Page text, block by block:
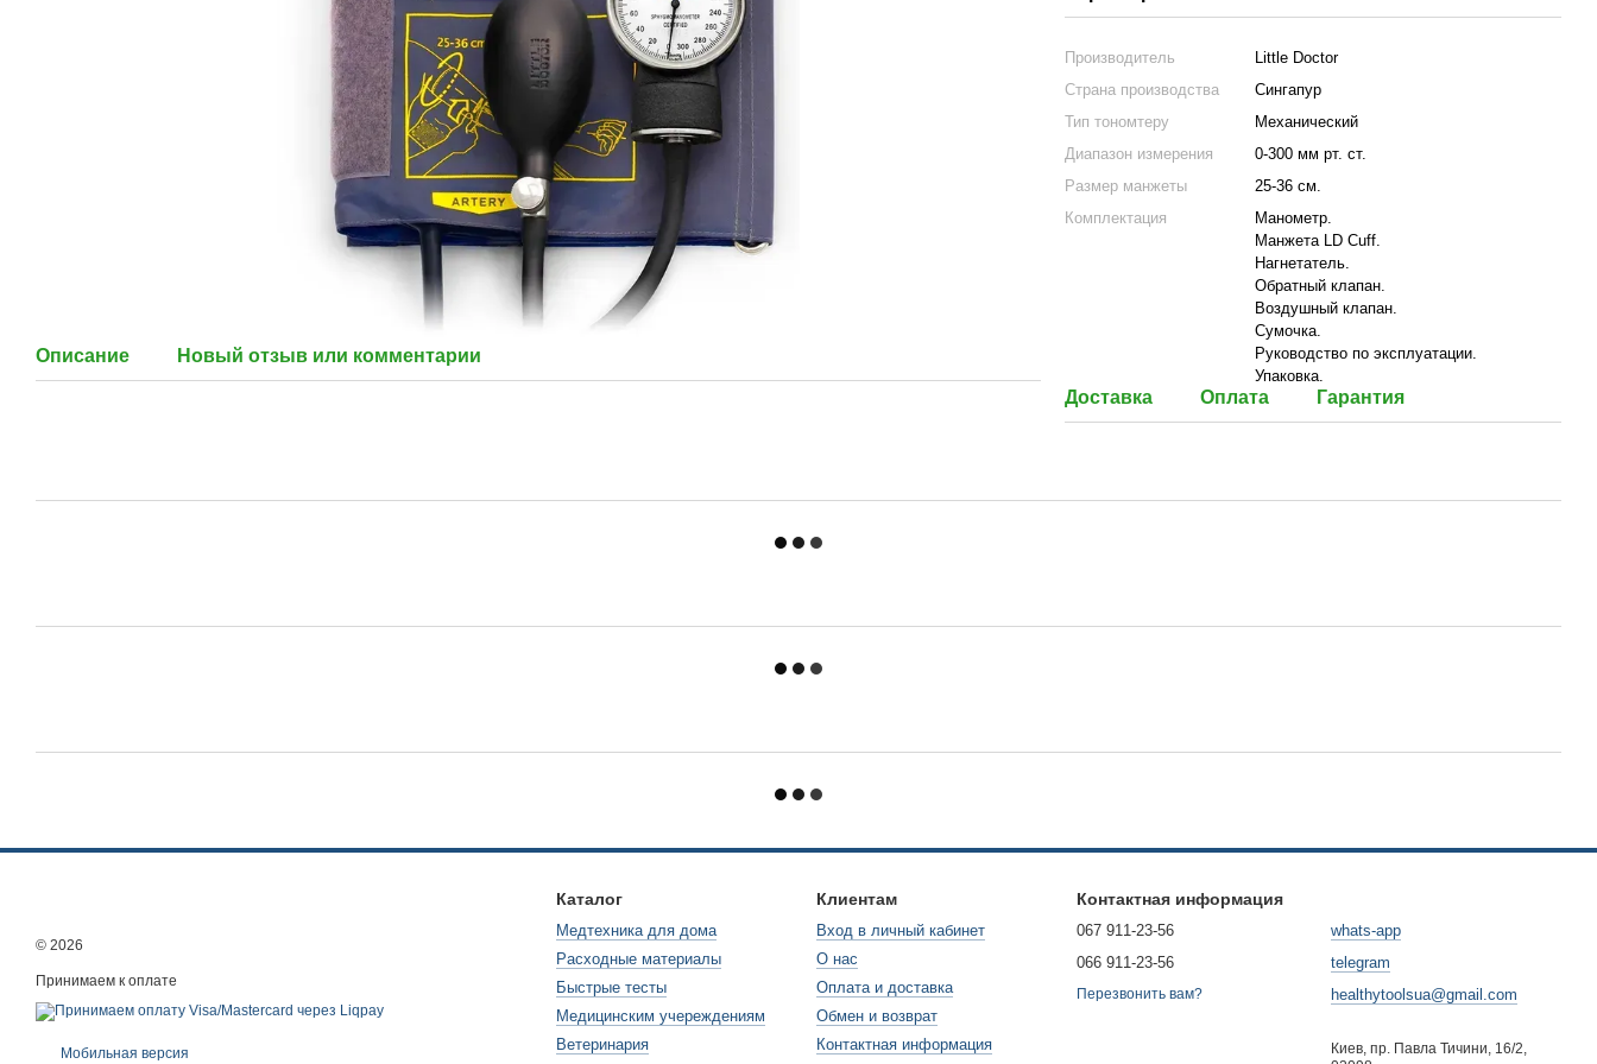
Описание Новый отзыв или комментарий
Производитель
Little Doctor
Страна производства
Сингапур
Тип тономтеру
Механический
Диапазон измерения
0-300 мм рт. ст.
Размер манжеты
25-36 см.
Комплектация
Манометр.
Манжета LD Cuff.
Нагнетатель.
Обратный клапан.
Воздушный клапан.
Сумочка.
Руководство по эксплуатации.
Упаковка.
Доставка Оплата Гарантия
© 2026
Принимаем к оплате
Мобильная версия
Каталог
Медтехника для дома
Расходные материалы
Быстрые тесты
Медицинским учереждениям
Ветеринария
Клиентам
Вход в личный кабинет
О нас
Оплата и доставка
Обмен и возврат
Контактная информация
Контактная информация
067 911-23-56
066 911-23-56
Перезвонить вам?
whats-app
telegram
healthytoolsua@gmail.com
Киев, пр. Павла Тичини, 16/2,